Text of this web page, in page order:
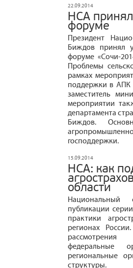
22.09.2014
НСА
форуме
Президент
Биждов принял
форуме «Сочи-
Проблемы
рамках
поддержки в АПК
заместитель
мероприятии
департамента
Биждов.
господдержки.
15.09.2014
НСА: как
области
Национальный
публикации
практики
регионах
рассмотрения
федеральные
региональные
структуры.